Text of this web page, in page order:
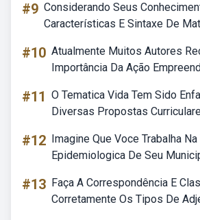
#9 Considerando Seus
Características E Sintaxe De
#10 Atualmente Muitos Autores
Importância Da Ação
#11 O Tematica Vida Tem Sido
Diversas Propostas
#12 Imagine Que Voce Trabalha
Epidemiologica De Seu
#13 Faça A Correspondência E
Corretamente Os Tipos De